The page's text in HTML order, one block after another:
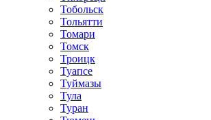
Тобольск
Тольятти
Томари
Томск
Троицк
Туапсе
Туймазы
Тула
Туран